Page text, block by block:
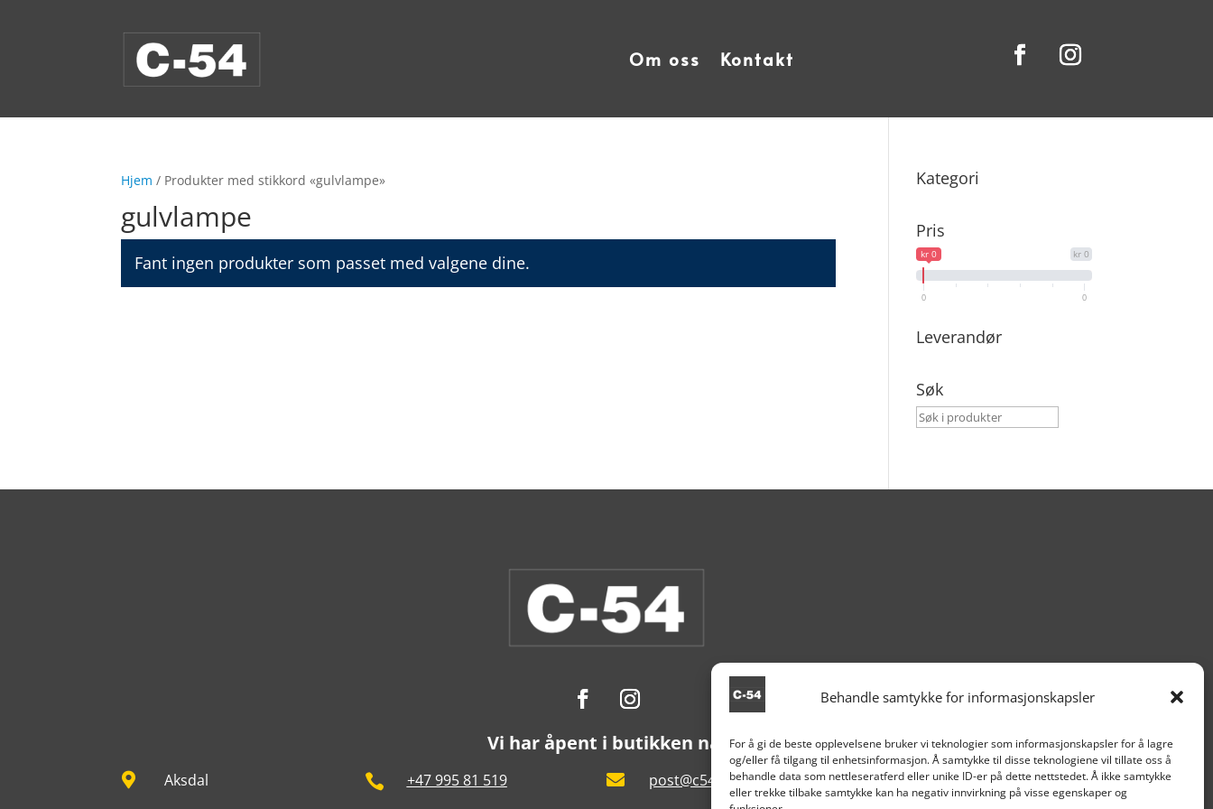
Behandle samtykke for informasjonskapsler
For å gi de beste opplevelsene bruker vi teknologier som informasjonskapsler for å lagre
og/eller få tilgang til enhetsinformasjon. Å samtykke til disse teknologiene vil tillate oss å
behandle data som nettleseratferd eller unike ID-er på dette nettstedet. Å ikke samtykke
eller trekke tilbake samtykke kan ha negativ innvirkning på visse egenskaper og
Om oss Kontakt
Hjem / Produkter med stikkord «gulvlampe»
gulvlampe
Fant ingen produkter som passet med valgene dine.
Kategori
Pris
kr 0
kr 0
0 0
Leverandør
Søk
Vi har åpent i butikken nå.
 Aksdal  +47 995 81 519  post@c54.no  Org nr. 915 859 313